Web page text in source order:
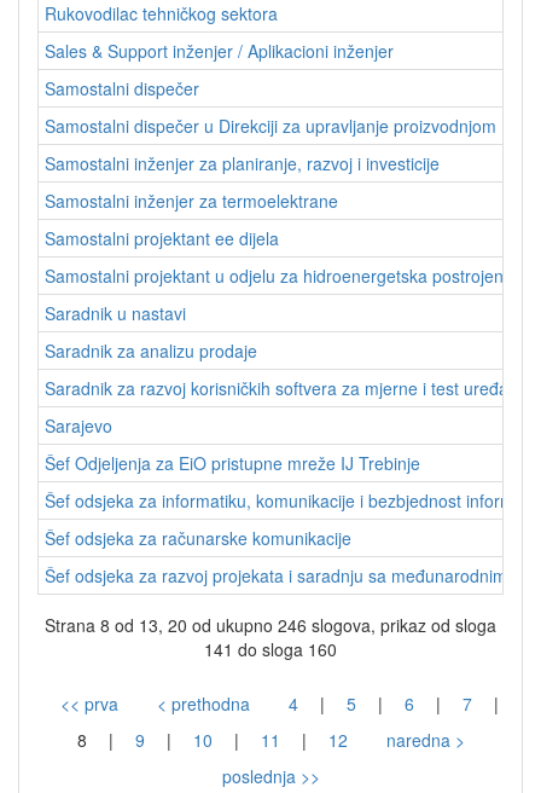
Rukovodilac tehničkog sektora
Sales & Support inženjer / Aplikacioni inženjer
Samostalni dispečer
Samostalni dispečer u Direkciji za upravljanje proizvodnjom
Samostalni inženjer za planiranje, razvoj i investicije
Samostalni inženjer za termoelektrane
Samostalni projektant ee dijela
Samostalni projektant u odjelu za hidroenergetska postrojenja
Saradnik u nastavi
Saradnik za analizu prodaje
Saradnik za razvoj korisničkih softvera za mjerne i test uređaje
Sarajevo
Šef Odjeljenja za EiO pristupne mreže IJ Trebinje
Šef odsjeka za informatiku, komunikacije i bezbjednost
Šef odsjeka za računarske komunikacije
Šef odsjeka za razvoj projekata i saradnju sa međunarodnim
Strana 8 od 13, 20 od ukupno 246 slogova, prikaz od sloga
141 do sloga 160
<< prva < prethodna 4 | 5 | 6 | 7
|
8
| 9 | 10 | 11 | 12
naredna >
poslednja >>